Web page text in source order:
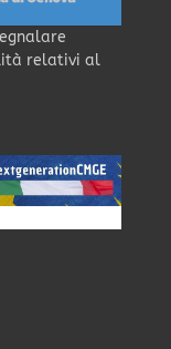
relativi al